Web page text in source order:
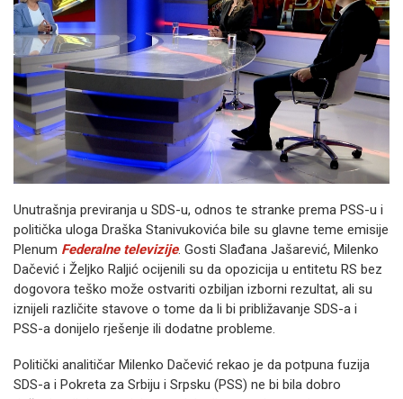
Unutrašnja previranja u SDS-u, odnos te stranke prema PSS-u i
politička uloga Draška Stanivukovića bile su glavne teme emisije
Plenum Federalne televizije. Gosti Slađana Jašarević, Milenko
Dačević i Željko Raljić ocijenili su da opozicija u entitetu RS bez
dogovora teško može ostvariti ozbiljan izborni rezultat, ali su
iznijeli različite stavove o tome da li bi približavanje SDS-a i
PSS-a donijelo rješenje ili dodatne probleme.
Politički analitičar Milenko Dačević rekao je da potpuna fuzija
SDS-a i Pokreta za Srbiju i Srpsku (PSS) ne bi bila dobro